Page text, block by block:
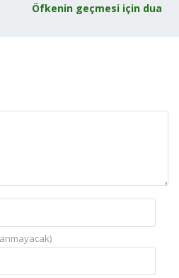
Öfkenin geçmesi için dua